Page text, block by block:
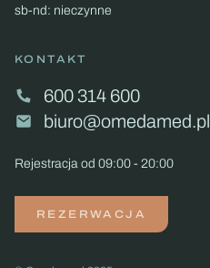
sb-nd: nieczynne
KONTAKT
600 314 600
biuro@omedamed.pl
Rejestracja od 09:00 - 20:00
REZERWACJA